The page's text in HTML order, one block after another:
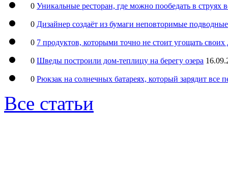
0 Уникальные ресторан, где можно пообедать в струях
0 Дизайнер создаёт из бумаги неповторимые
0 7 продуктов, которыми точно не стоит угощать
0 Шведы построили дом-теплицу на берегу озера
0 Рюкзак на солнечных батареях, который зарядит все
Все статьи